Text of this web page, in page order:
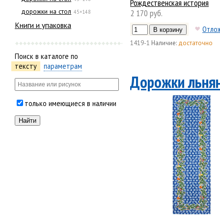
дорожки на стол 45×148
Книги и упаковка
Поиск в каталоге по
тексту
параметрам
только имеющиеся в наличии
Рождественская история
2 170 руб.
1419-1 Наличие: достаточно
Дорожки